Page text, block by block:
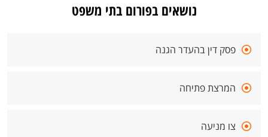
נושאים בפורום בתי משפט
פסק דין בהעדר הגנה
המרצת פתיחה
צו מניעה